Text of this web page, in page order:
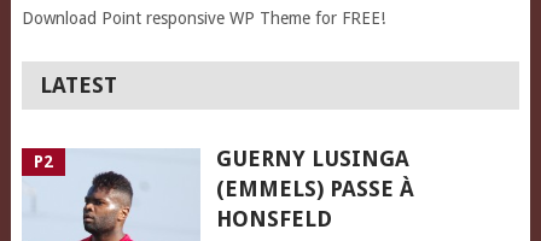
Download Point responsive WP Theme for FREE!
LATEST
P2
GUERNY LUSINGA
(EMMELS) PASSE À
HONSFELD